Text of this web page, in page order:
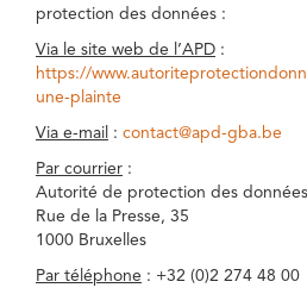
protection des données :
Via le site web de l’APD :
https://
une-plainte
Via e-mail : contact@apd-gba.be
Par courrier :
Autorité de protection des données
Rue de la Presse, 35
1000 Bruxelles
Par téléphone : +32 (0)2 274 48 00